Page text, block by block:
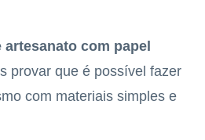
artesanato com papel
provar que é possível fazer
com materiais simples e